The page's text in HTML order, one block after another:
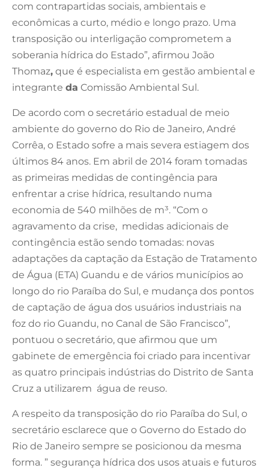
com contrapartidas sociais, ambientais e
econômicas a curto, médio e longo prazo. Uma
transposição ou interligação comprometem a
soberania hídrica do Estado”, afirmou João
Thomaz, que é especialista em gestão ambiental e
integrante da Comissão Ambiental Sul.
De acordo com o secretário estadual de meio
ambiente do governo do Rio de Janeiro, André
Corrêa, o Estado sofre a mais severa estiagem dos
últimos 84 anos. Em abril de 2014 foram tomadas
as primeiras medidas de contingência para
enfrentar a crise hídrica, resultando numa
economia de 540 milhões de m³. “Com o
agravamento da crise, medidas adicionais de
contingência estão sendo tomadas: novas
adaptações da captação da Estação de Tratamento
de Água (ETA) Guandu e de vários municípios ao
longo do rio Paraíba do Sul, e mudança dos pontos
de captação de água dos usuários industriais na
foz do rio Guandu, no Canal de São Francisco”,
pontuou o secretário, que afirmou que um
gabinete de emergência foi criado para incentivar
as quatro principais indústrias do Distrito de Santa
Cruz a utilizarem água de reuso.
A respeito da transposição do rio Paraíba do Sul, o
secretário esclarece que o Governo do Estado do
Rio de Janeiro sempre se posicionou da mesma
forma. ” segurança hídrica dos usos atuais e futuros